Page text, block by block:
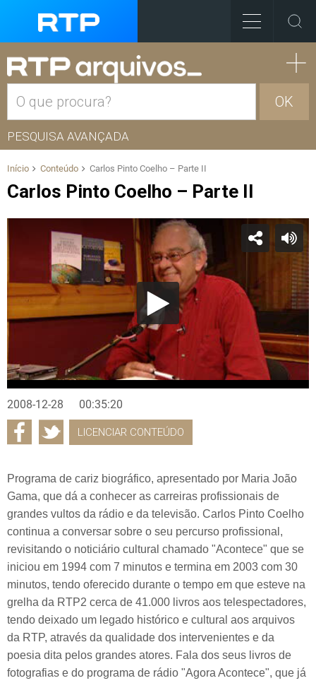
OK
PESQUISA AVANÇADA
Início Conteúdo Carlos Pinto Coelho – Parte II
Carlos Pinto Coelho – Parte II
2008-12-28 00:35:20
LICENCIAR CONTEÚDO
Programa de cariz biográfico, apresentado por Maria João
Gama, que dá a conhecer as carreiras profissionais de
grandes vultos da rádio e da televisão. Carlos Pinto Coelho
continua a conversar sobre o seu percurso profissional,
revisitando o noticiário cultural chamado "Acontece" que se
iniciou em 1994 com 7 minutos e termina em 2003 com 30
minutos, tendo oferecido durante o tempo em que esteve na
grelha da RTP2 cerca de 41.000 livros aos telespectadores,
tendo deixado um legado histórico e cultural aos arquivos
da RTP, através da qualidade dos intervenientes e da
poesia dita pelos grandes atores. Fala dos seus livros de
fotografias e do programa de rádio "Agora Acontece", que já